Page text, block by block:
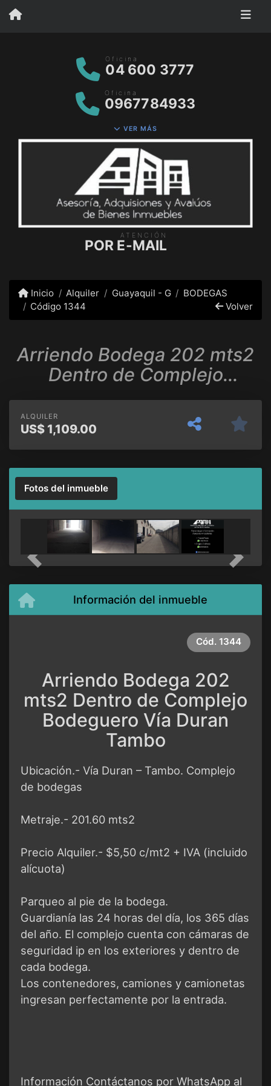
Oficina
04 600 3777
Oficina
0967784933
VER MÁS
ATENCIÓN
POR E-MAIL
Inicio Alquiler Guayaquil - G
BODEGAS
Código 1344
Volver
Arriendo Bodega 202 mts2
Dentro de Complejo
Bodeguero Vía Duran Tambo
ALQUILER
US$ 1,109.00
Fotos del inmueble
Previous Next
Información del inmueble
Cód. 1344
Arriendo Bodega 202
mts2 Dentro de Complejo
Bodeguero Vía Duran
Tambo
Ubicación.- Vía Duran – Tambo. Complejo
de bodegas
Metraje.- 201.60 mts2
Precio Alquiler.- $5,50 c/mt2 + IVA (incluido
alícuota)
Parqueo al pie de la bodega.
Guardianía las 24 horas del día, los 365 días
del año. El complejo cuenta con cámaras de
seguridad ip en los exteriores y dentro de
cada bodega.
Los contenedores, camiones y camionetas
ingresan perfectamente por la entrada.
Información Contáctanos por WhatsApp al